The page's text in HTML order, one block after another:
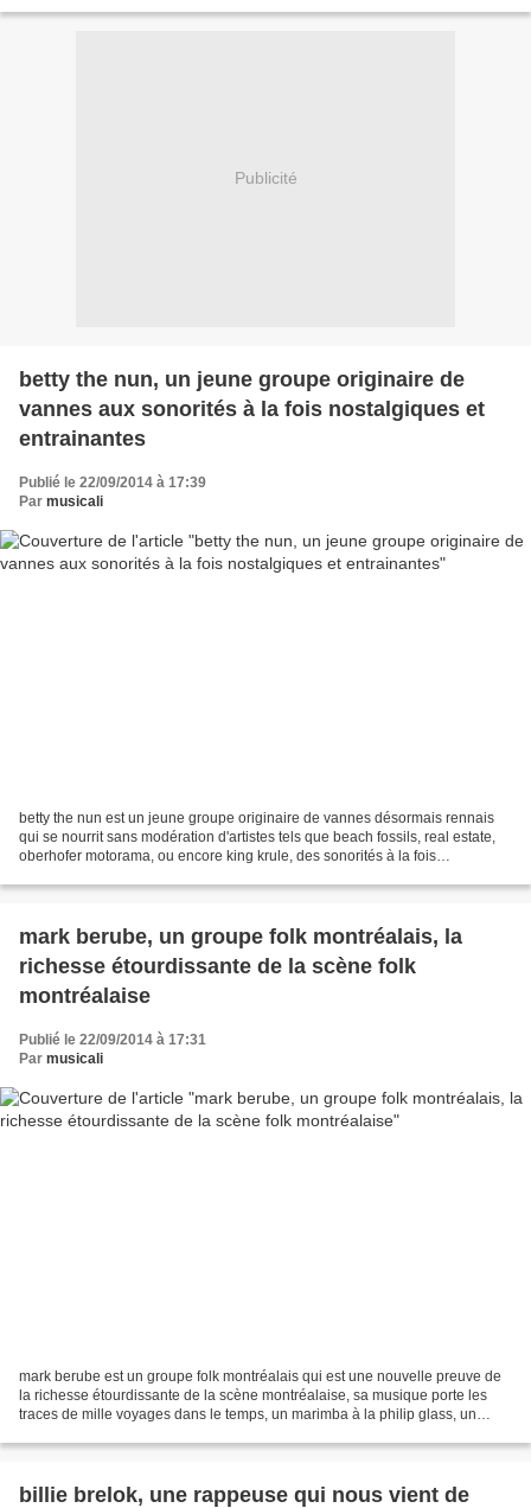
Publicité
betty the nun, un jeune groupe originaire de
vannes aux sonorités à la fois nostalgiques et
entrainantes
Publié le 22/09/2014 à 17:39
Par musicali
betty the nun est un jeune groupe originaire de vannes désormais rennais
qui se nourrit sans modération d'artistes tels que beach fossils, real estate,
oberhofer motorama, ou encore king krule, des sonorités à la fois
mark berube, un groupe folk montréalais, la
richesse étourdissante de la scène folk
montréalaise
Publié le 22/09/2014 à 17:31
Par musicali
mark berube est un groupe folk montréalais qui est une nouvelle preuve de
la richesse étourdissante de la scène montréalaise, sa musique porte les
traces de mille voyages dans le temps, un marimba à la philip glass, un
billie brelok, une rappeuse qui nous vient de